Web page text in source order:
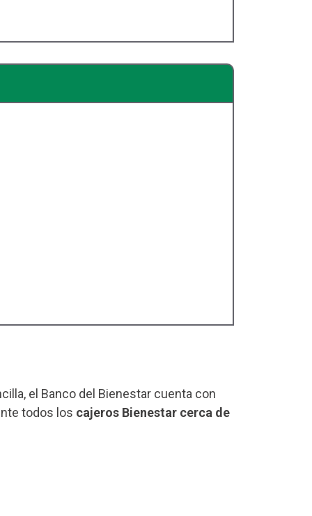
el Banco del Bienestar cuenta con
todos los cajeros Bienestar cerca de